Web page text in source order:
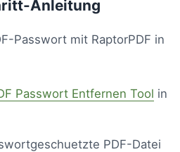
Anleitung
Passwort mit RaptorPDF in
Passwort Entfernen Tool in
PDF-Datei